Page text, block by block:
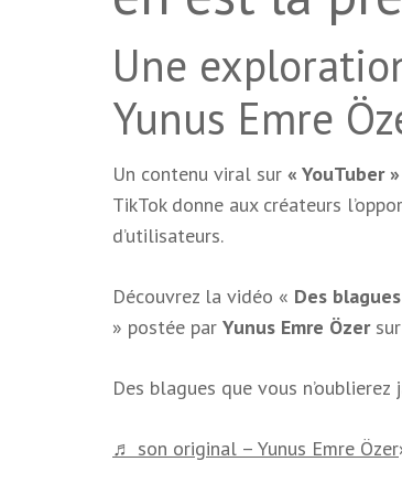
Une
Yunus Emre
Un contenu viral sur « YouTuber »
TikTok donne aux créateurs
d’utilisateurs.
Découvrez la vidéo « Des
» postée par Yunus Emre Özersur
Des blagues que vous
♬ son original – Yunus Emre Özer